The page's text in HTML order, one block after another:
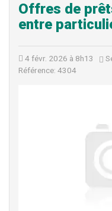
Offres de
entre
4 févr. 2026 à 8h13
Référence: 4304